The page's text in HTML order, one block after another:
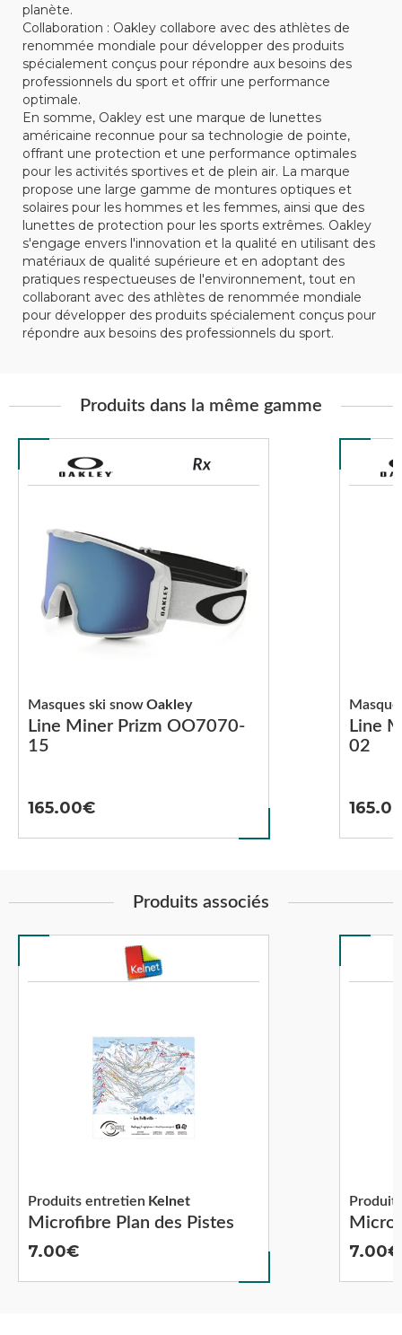
planète.
Collaboration : Oakley collabore avec des athlètes de
renommée mondiale pour développer des produits
spécialement conçus pour répondre aux besoins des
professionnels du sport et offrir une performance
optimale.
En somme, Oakley est une marque de lunettes
américaine reconnue pour sa technologie de pointe,
offrant une protection et une performance optimales
pour les activités sportives et de plein air. La marque
propose une large gamme de montures optiques et
solaires pour les hommes et les femmes, ainsi que des
lunettes de protection pour les sports extrêmes. Oakley
s'engage envers l'innovation et la qualité en utilisant des
matériaux de qualité supérieure et en adoptant des
pratiques respectueuses de l'environnement, tout en
collaborant avec des athlètes de renommée mondiale
pour développer des produits spécialement conçus pour
répondre aux besoins des professionnels du sport.
Produits dans la même gamme
Line Miner Prizm OO7070-
15
Masques ski snowOakley
165.00
Line
02
Produits associés
Microfibre Plan des Pistes
Produits entretien Kelnet
7.00 7.00